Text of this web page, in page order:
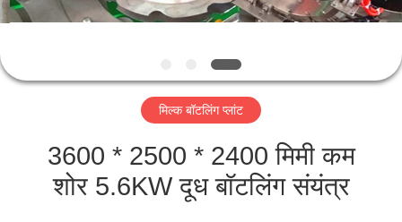
गुणवत्ता
मिल्क बॉटलिंग प्लांट
3600 * 2500 * 2400 मिमी कम
शोर 5.6KW दूध बॉटलिंग संयंत्र